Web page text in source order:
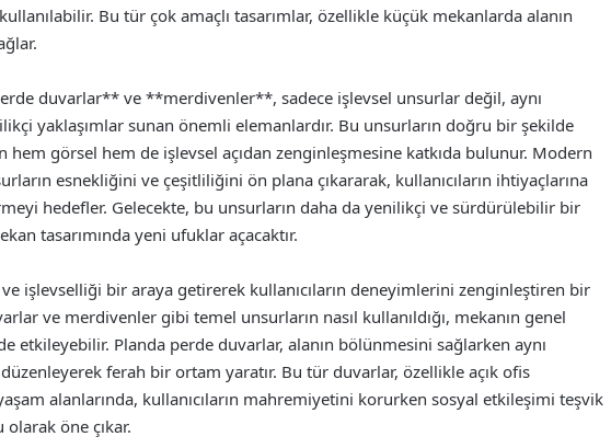
Bu tür çok amaçlı tasarımlar, özellikle küçük mekanlarda alanın
duvarlar** ve **merdivenler**, sadece işlevsel unsurlar değil, aynı
yaklaşımlar sunan önemli elemanlardır. Bu unsurların doğru bir şekilde
hem görsel hem de işlevsel açıdan zenginleşmesine katkıda bulunur. Modern
esnekliğini ve çeşitliliğini ön plana çıkararak, kullanıcıların ihtiyaçlarına
hedefler. Gelecekte, bu unsurların daha da yenilikçi ve sürdürülebilir bir
tasarımında yeni ufuklar açacaktır.
ve işlevselliği bir araya getirerek kullanıcıların deneyimlerini zenginleştiren bir
ve merdivenler gibi temel unsurların nasıl kullanıldığı, mekanın genel
etkileyebilir. Planda perde duvarlar, alanın bölünmesini sağlarken aynı
düzenleyerek ferah bir ortam yaratır. Bu tür duvarlar, özellikle açık ofis
alanlarında, kullanıcıların mahremiyetini korurken sosyal etkileşimi teşvik
öne çıkar.